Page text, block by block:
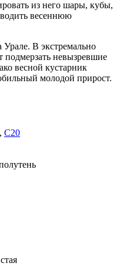
из него шары, кубы,
весеннюю
Урале. В экстремально
невызревшие
весной кустарник
молодой прирост.
, С20